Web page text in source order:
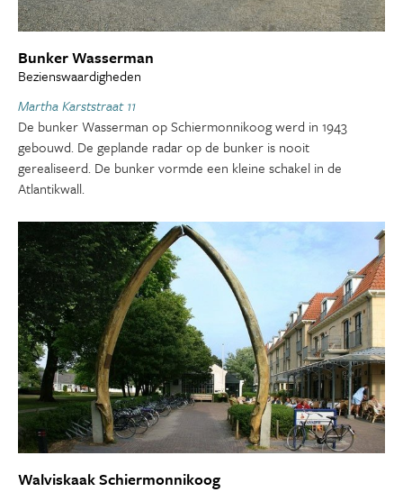
Bunker Wasserman
Bezienswaardigheden
Martha Karststraat 11
De bunker Wasserman op Schiermonnikoog werd in 1943
gebouwd. De geplande radar op de bunker is nooit
gerealiseerd. De bunker vormde een kleine schakel in de
Atlantikwall.
Walviskaak Schiermonnikoog